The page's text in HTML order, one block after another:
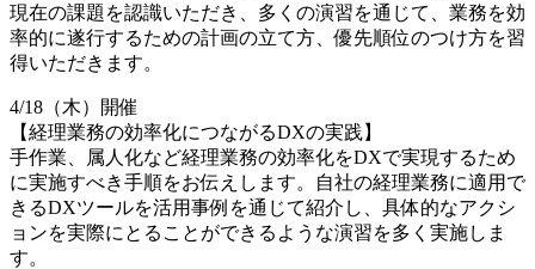
現在の課題を認識いただき、多くの演習を通じて、業務を効
率的に遂行するための計画の立て方、優先順位のつけ方を習
得いただきます。
4/18（木）開催
【経理業務の効率化につながるDXの実践】
手作業、属人化など経理業務の効率化をDXで実現するため
に実施すべき手順をお伝えします。自社の経理業務に適用で
きるDXツールを活用事例を通じて紹介し、具体的なアクシ
ョンを実際にとることができるような演習を多く実施しま
す。